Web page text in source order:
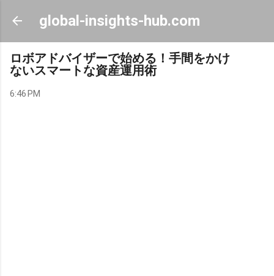
Skip to main content
global-insights-hub.com
ロボアドバイザーで始める！手間をかけ
ないスマートな資産運用術
6:46 PM